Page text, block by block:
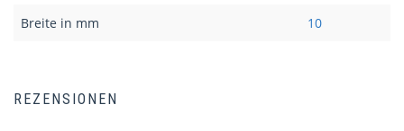
Breite in mm 10
REZENSIONEN